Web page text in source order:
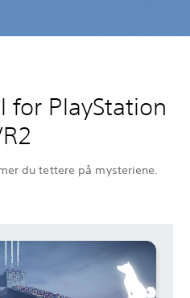
for PlayStation
du tettere på mysteriene.